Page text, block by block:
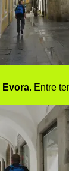
Evora. Entre